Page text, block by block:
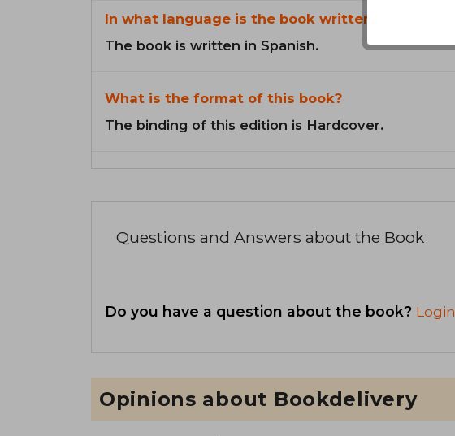
In what language is the book written?
The book is written in Spanish.
What is the format of this book?
The binding of this edition is Hardcover.
Questions and Answers about the Book
Do you have a question about the book? Login
Opinions about Bookdelivery